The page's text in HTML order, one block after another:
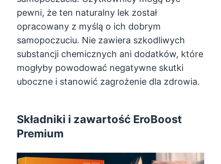
pewni, że ten naturalny lek został
opracowany z myślą o ich dobrym
samopoczuciu. Nie zawiera szkodliwych
substancji chemicznych ani dodatków, które
mogłyby powodować negatywne skutki
uboczne i stanowić zagrożenie dla zdrowia.
Składniki i zawartość EroBoost
Premium